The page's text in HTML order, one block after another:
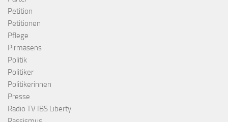
Petition
Petitionen
Pflege
Pirmasens
Politik
Politiker
Politikerinnen
Presse
Radio TV IBS Liberty